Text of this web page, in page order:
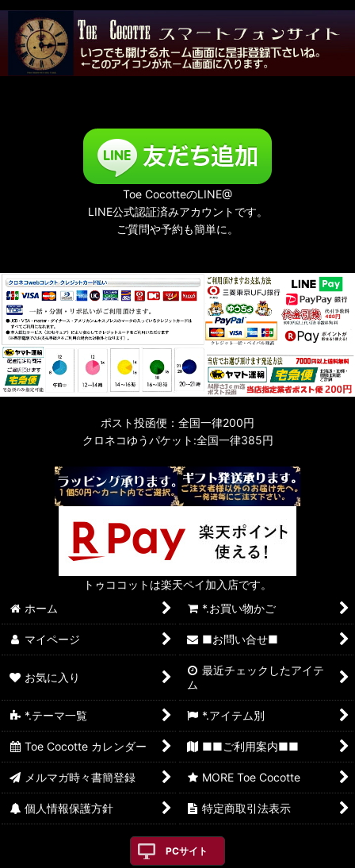
Toe CocotteのLINE@
LINE公式認証済みアカウントです。
ご質問や予約も簡単に。
ポスト投函便：全国一律200円
クロネコゆうパケット:全国一律385円
トゥココットは楽天ペイ加入店です。
ホーム
*.お買い物かご
マイページ ■お問い合せ■
お気に入り
最近チェックしたアイテ
ム
*.テーマ一覧 *.アイテム別
Toe Cocotte カレンダー ■■ご利用案内■■
メルマガ時々書簡登録 MORE Toe Cocotte
個人情報保護方針 特定商取引法表示
PCサイト